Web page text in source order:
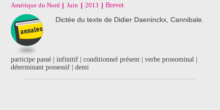
Amérique du Nord
Juin 2013 Brevet
Dictée du texte de Didier Daeninckx, Cannibale.
participe passé | infinitif | conditionnel présent | verbe pronominal |
déterminant possessif | demi